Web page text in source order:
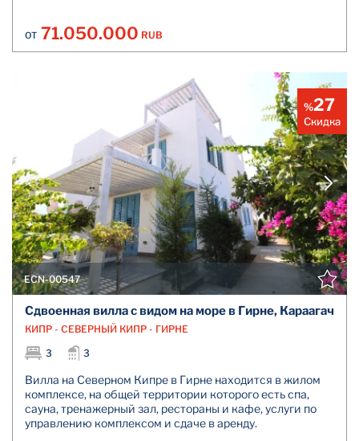
ОТ 71.050.000 RUB
%27
Скидка
ECN-00547
Сдвоенная вилла с видом на море в Гирне, Караагач
КИПР - СЕВЕРНЫЙ КИПР - ГИРНЕ
3
3
Вилла на Северном Кипре в Гирне находится в жилом
комплексе, на общей территории которого есть спа,
сауна, тренажерный зал, рестораны и кафе, услуги по
управлению комплексом и сдаче в аренду.